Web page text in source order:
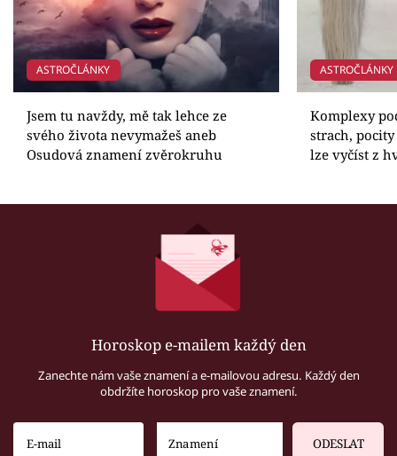
ASTROČLÁNKY
Jsem tu navždy, mě tak lehce ze
svého života nevymažeš aneb
Osudová znamení zvěrokruhu
ASTROČLÁNKY
Komplexy
strach,
lze vyčíst z
Horoskop e-mailem každý den
Zanechte nám vaše znamení a e-mailovou adresu. Každý den
obdržíte horoskop pro vaše znamení.
ODESLAT